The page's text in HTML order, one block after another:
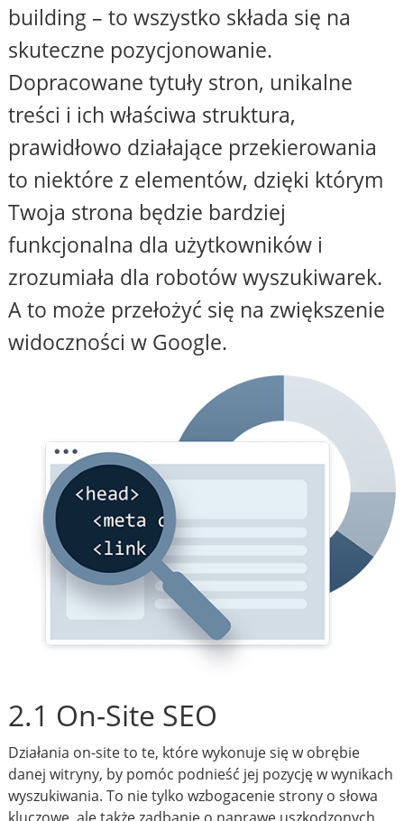
building – to wszystko składa się na
skuteczne pozycjonowanie.
Dopracowane tytuły stron, unikalne
treści i ich właściwa struktura,
prawidłowo działające przekierowania
to niektóre z elementów, dzięki którym
Twoja strona będzie bardziej
funkcjonalna dla użytkowników i
zrozumiała dla robotów wyszukiwarek.
A to może przełożyć się na zwiększenie
widoczności w Google.
2.1 On-Site SEO
Działania on-site to te, które wykonuje się w obrębie
danej witryny, by pomóc podnieść jej pozycję w wynikach
wyszukiwania. To nie tylko wzbogacenie strony o słowa
kluczowe, ale także zadbanie o naprawę uszkodzonych